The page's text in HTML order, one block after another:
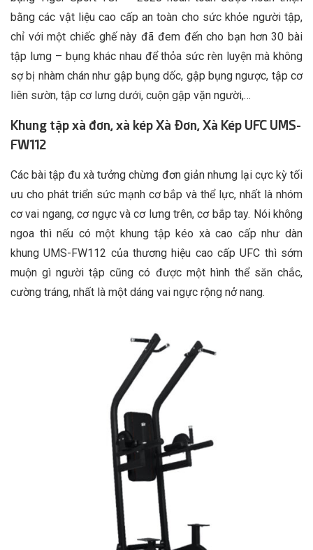
bằng các vật liệu cao cấp an toàn cho sức khỏe người tập,
chỉ với một chiếc ghế này đã đem đến cho bạn hơn 30 bài
tập lưng – bụng khác nhau để thỏa sức rèn luyện mà không
sợ bị nhàm chán như gập bụng dốc, gập bụng ngược, tập cơ
liên sườn, tập cơ lưng dưới, cuộn gập vặn người,…
Khung tập xà đơn, xà kép Xà Đơn, Xà Kép UFC UMS-
FW112
Các bài tập đu xà tưởng chừng đơn giản nhưng lại cực kỳ tối
ưu cho phát triển sức mạnh cơ bắp và thể lực, nhất là nhóm
cơ vai ngang, cơ ngực và cơ lưng trên, cơ bắp tay. Nói không
ngoa thì nếu có một khung tập kéo xà cao cấp như dàn
khung UMS-FW112 của thương hiệu cao cấp UFC thì sớm
muộn gì người tập cũng có được một hình thể săn chắc,
cường tráng, nhất là một dáng vai ngực rộng nở nang.